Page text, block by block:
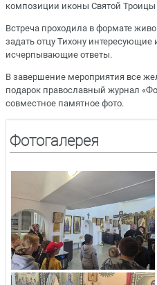
композиции иконы Святой Троицы
Встреча проходила в формате
задать отцу Тихону
исчерпывающие ответы.
В завершение мероприятия все
подарок православный журнал
совместное памятное фото.
Фотогалерея